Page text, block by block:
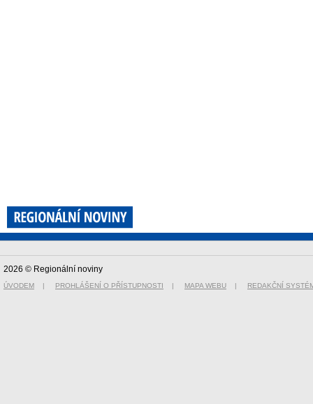
2026 © Regionální noviny
ÚVODEM | PROHLÁŠENÍ O PŘÍSTUPNOSTI | MAPA WEBU | REDAKČNÍ